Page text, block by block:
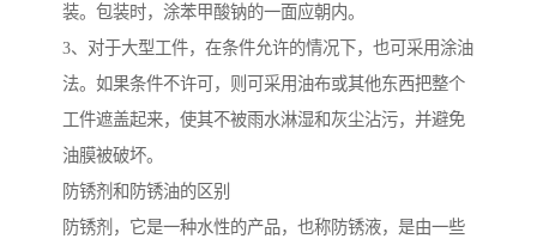
装。包装时，涂苯甲酸钠的一面应朝内。
3、对于大型工件，在条件允许的情况下，也可采用涂油
法。如果条件不许可，则可采用油布或其他东西把整个
工件遮盖起来，使其不被雨水淋湿和灰尘沾污，并避免
油膜被破坏。
防锈剂和防锈油的区别
防锈剂，它是一种水性的产品，也称防锈液，是由一些